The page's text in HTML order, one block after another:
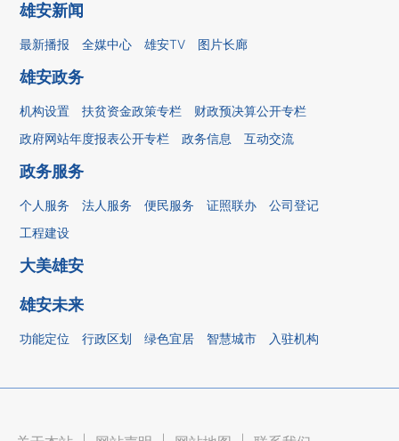
雄安新闻
最新播报 全媒中心 雄安TV 图片长廊
雄安政务
机构设置 扶贫资金政策专栏
财政预决算公开专栏
政府网站年度报表公开专栏
政务信息 互动交流
政务服务
个人服务 法人服务 便民服务 证照联办
公司登记
工程建设
大美雄安
雄安未来
功能定位 行政区划 绿色宜居 智慧城市 入驻机构